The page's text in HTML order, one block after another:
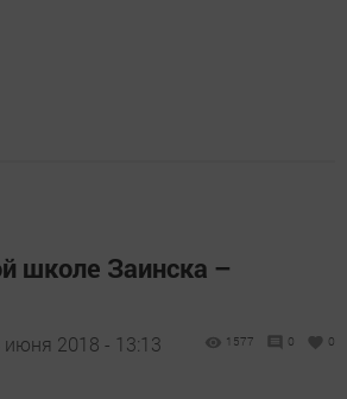
школе Заинска –
июня 2018 - 13:13 1577 0 0